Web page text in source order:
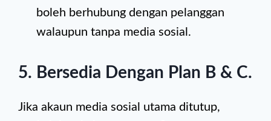
boleh berhubung dengan pelanggan
walaupun tanpa media sosial.
5. Bersedia Dengan Plan B & C.
Jika akaun media sosial utama ditutup,